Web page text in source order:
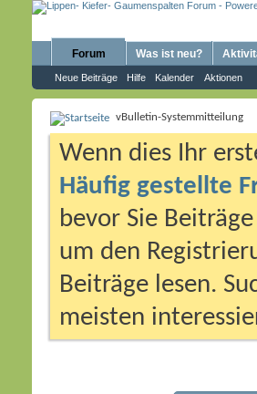
Forum
Neue Beiträge Hilfe Kalender Aktionen
Was ist neu?
vBulletin-Systemmitteilung
Wenn dies Ihr
Häufig gestellte
bevor Sie
um den
Beiträge lesen.
meisten